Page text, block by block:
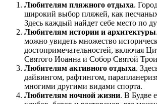
Любителям пляжного отдыха.
широкий выбор пляжей, как
Здесь каждый найдет себе место по
Любителям истории и архитектуры
можно увидеть множество
достопримечательностей, включая
Святого Иоанна и Собор Святой
Любителям активного отдыха.
дайвингом, рафтингом,
многими другими видами спорта.
Любителям ночной жизни. В Будве